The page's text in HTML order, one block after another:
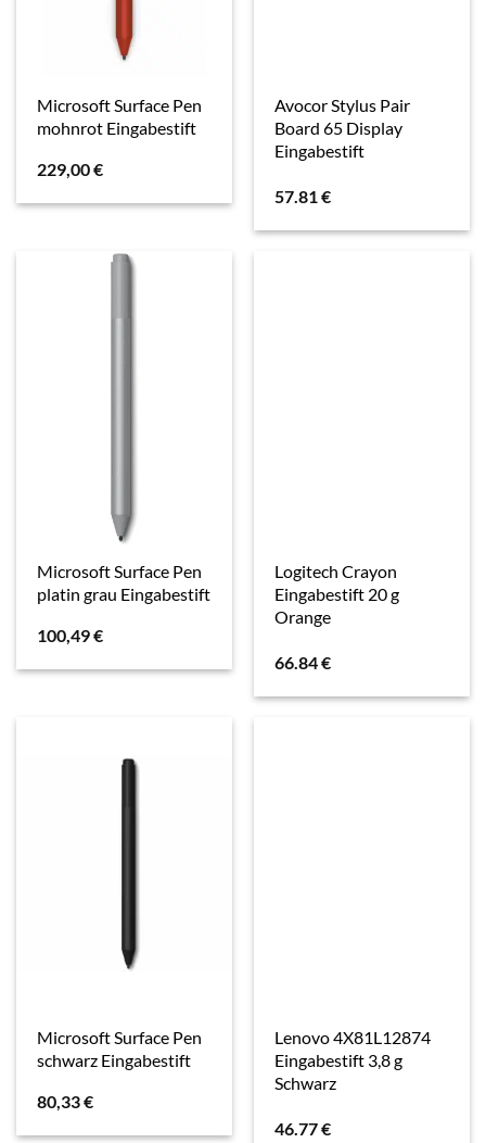
Microsoft Surface Pen
mohnrot Eingabestift
229,00€
Avocor Stylus Pair
Board 65 Display
Eingabestift
57.81€
Microsoft Surface Pen
platin grau Eingabestift
100,49€
Logitech Crayon
Eingabestift 20 g
Orange
66.84€
Microsoft Surface Pen
schwarz Eingabestift
80,33€
Lenovo 4X81L12874
Eingabestift 3,8 g
Schwarz
46.77€